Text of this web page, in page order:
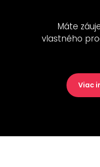
Máte
vlastného
Viac